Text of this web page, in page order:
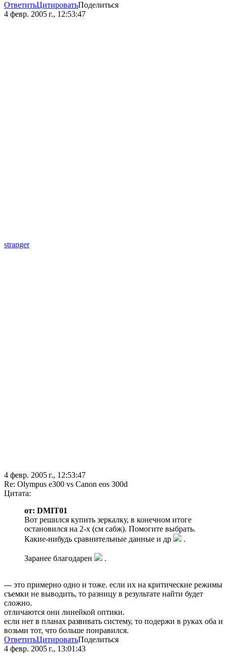
ОтветитьЦитироватьПоделиться
4 февр. 2005 г., 12:53:47
stranger
4 февр. 2005 г., 12:53:47
Re: Olympus e300 vs Canon eos 300d
Цитата:
от: DMIT01
Вот решился купить зеркалку, в конечном итоге
остановился на 2-х (см сабж). Помогите выбрать.
Какие-нибудь сравнительные данные и др
.
Заранее благодарен .
--- это примерно одно и тоже. если их на критические режимы
съемки не выводить, то разницу в результате найти будет
сложно.
отличаются они линейкой оптики.
если нет в планах развивать систему, то подержи в руках оба и
возьми тот, что больше понравился.
ОтветитьЦитироватьПоделиться
4 февр. 2005 г., 13:01:43